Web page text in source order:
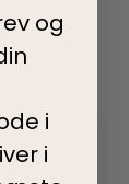
og
i
i